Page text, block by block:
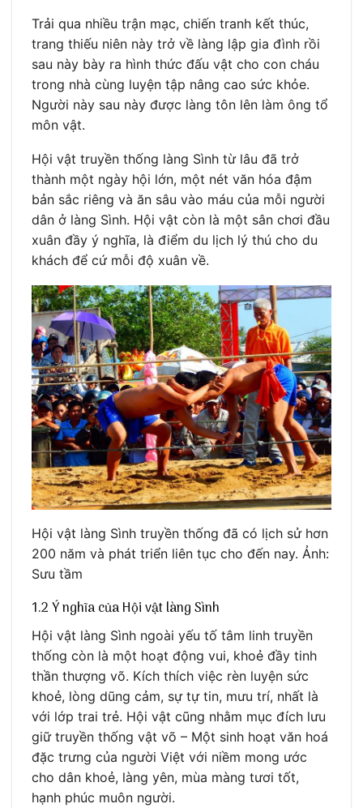
Trải qua nhiều trận mạc, chiến tranh kết thúc,
trang thiếu niên này trở về làng lập gia đình rồi
sau này bày ra hình thức đấu vật cho con cháu
trong nhà cùng luyện tập nâng cao sức khỏe.
Người này sau này được làng tôn lên làm ông tổ
môn vật.
Hội vật truyền thống làng Sình từ lâu đã trở
thành một ngày hội lớn, một nét văn hóa đậm
bản sắc riêng và ăn sâu vào máu của mỗi người
dân ở làng Sình. Hội vật còn là một sân chơi đầu
xuân đầy ý nghĩa, là điểm du lịch lý thú cho du
khách để cứ mỗi độ xuân về.
Hội vật làng Sình truyền thống đã có lịch sử hơn
200 năm và phát triển liên tục cho đến nay. Ảnh:
Sưu tầm
1.2 Ý nghĩa của Hội vật làng Sình
Hội vật làng Sình ngoài yếu tố tâm linh truyền
thống còn là một hoạt động vui, khoẻ đầy tinh
thần thượng võ. Kích thích việc rèn luyện sức
khoẻ, lòng dũng cảm, sự tự tin, mưu trí, nhất là
với lớp trai trẻ. Hội vật cũng nhằm mục đích lưu
giữ truyền thống vật võ – Một sinh hoạt văn hoá
đặc trưng của người Việt với niềm mong ước
cho dân khoẻ, làng yên, mùa màng tươi tốt,
hạnh phúc muôn người.